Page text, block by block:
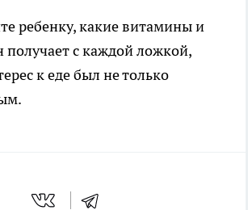
ребенку, какие витамины и
получает с каждой ложкой,
к еде был не только